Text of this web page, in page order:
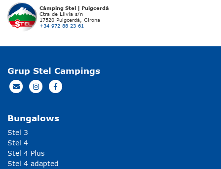
Càmping Stel | Puigcerdà
Ctra de Llívia s/n
17520 Puigcerdà, Girona
+34 972 88 23 61
Grup Stel Campings
Bungalows
Stel 3
Stel 4
Stel 4 Plus
Stel 4 adapted